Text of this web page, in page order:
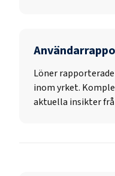
Löner
inom yrket.
aktuella insikter